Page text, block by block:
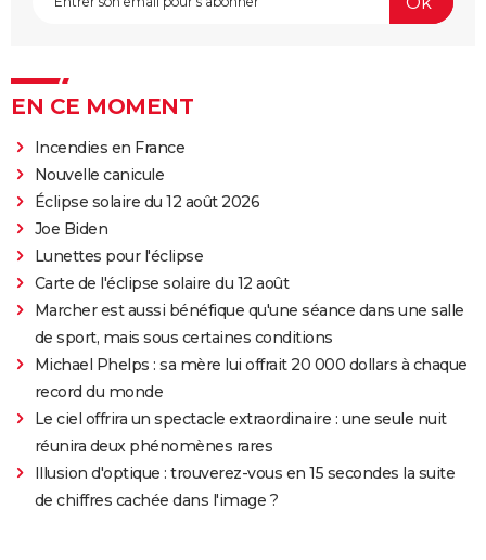
EN CE MOMENT
Incendies en France
Nouvelle canicule
Éclipse solaire du 12 août 2026
Joe Biden
Lunettes pour l'éclipse
Carte de l'éclipse solaire du 12 août
Marcher est aussi bénéfique qu'une séance dans une salle
de sport, mais sous certaines conditions
Michael Phelps : sa mère lui offrait 20 000 dollars à chaque
record du monde
Le ciel offrira un spectacle extraordinaire : une seule nuit
réunira deux phénomènes rares
Illusion d'optique : trouverez-vous en 15 secondes la suite
de chiffres cachée dans l'image ?